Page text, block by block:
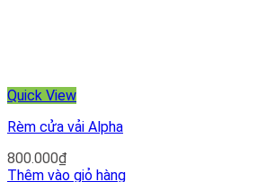
Quick View
Rèm cửa vải Alpha
800.000₫
Thêm vào giỏ hàng